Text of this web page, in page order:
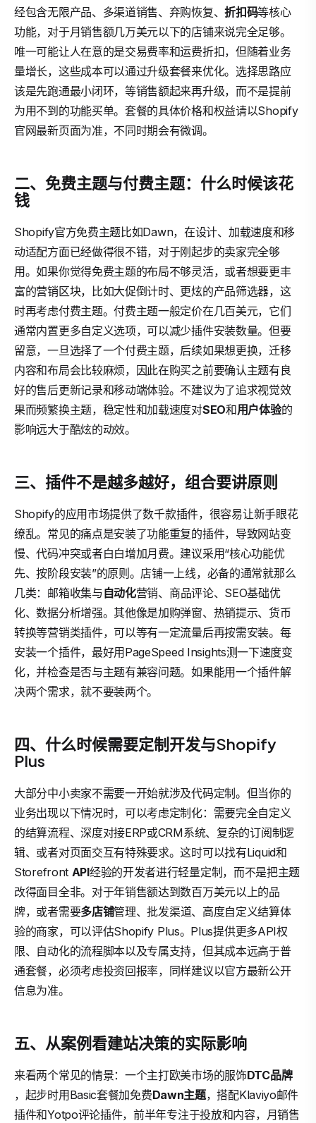
经包含无限产品、多渠道销售、弃购恢复、折扣码等核心
功能，对于月销售额几万美元以下的店铺来说完全足够。
唯一可能让人在意的是交易费率和运费折扣，但随着业务
量增长，这些成本可以通过升级套餐来优化。选择思路应
该是先跑通最小闭环，等销售额起来再升级，而不是提前
为用不到的功能买单。套餐的具体价格和权益请以Shopify
官网最新页面为准，不同时期会有微调。
二、免费主题与付费主题：什么时候该花
钱
Shopify官方免费主题比如Dawn，在设计、加载速度和移
动适配方面已经做得很不错，对于刚起步的卖家完全够
用。如果你觉得免费主题的布局不够灵活，或者想要更丰
富的营销区块，比如大促倒计时、更炫的产品筛选器，这
时再考虑付费主题。付费主题一般定价在几百美元，它们
通常内置更多自定义选项，可以减少插件安装数量。但要
留意，一旦选择了一个付费主题，后续如果想更换，迁移
内容和布局会比较麻烦，因此在购买之前要确认主题有良
好的售后更新记录和移动端体验。不建议为了追求视觉效
果而频繁换主题，稳定性和加载速度对SEO和用户体验的
影响远大于酷炫的动效。
三、插件不是越多越好，组合要讲原则
Shopify的应用市场提供了数千款插件，很容易让新手眼花
缭乱。常见的痛点是安装了功能重复的插件，导致网站变
慢、代码冲突或者白白增加月费。建议采用“核心功能优
先、按阶段安装”的原则。店铺一上线，必备的通常就那么
几类：邮箱收集与自动化营销、商品评论、SEO基础优
化、数据分析增强。其他像是加购弹窗、热销提示、货币
转换等营销类插件，可以等有一定流量后再按需安装。每
安装一个插件，最好用PageSpeed Insights测一下速度变
化，并检查是否与主题有兼容问题。如果能用一个插件解
决两个需求，就不要装两个。
四、什么时候需要定制开发与Shopify
Plus
大部分中小卖家不需要一开始就涉及代码定制。但当你的
业务出现以下情况时，可以考虑定制化：需要完全自定义
的结算流程、深度对接ERP或CRM系统、复杂的订阅制逻
辑、或者对页面交互有特殊要求。这时可以找有Liquid和
Storefront API经验的开发者进行轻量定制，而不是把主题
改得面目全非。对于年销售额达到数百万美元以上的品
牌，或者需要多店铺管理、批发渠道、高度自定义结算体
验的商家，可以评估Shopify Plus。Plus提供更多API权
限、自动化的流程脚本以及专属支持，但其成本远高于普
通套餐，必须考虑投资回报率，同样建议以官方最新公开
信息为准。
五、从案例看建站决策的实际影响
来看两个常见的情景：一个主打欧美市场的服饰DTC品牌
，起步时用Basic套餐加免费Dawn主题，搭配Klaviyo邮件
插件和Yotpo评论插件，前半年专注于投放和内容，月销售